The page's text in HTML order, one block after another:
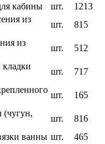
кабины
шт.
1213
из
шт.
815
из
шт.
512
шт.
717
шт.
165
(чугун,
шт.
816
ванны шт.
465